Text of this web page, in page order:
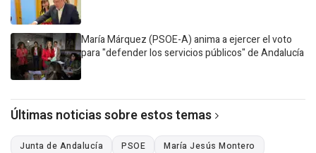
María Márquez (PSOE-A) anima a ejercer el voto
para "defender los servicios públicos" de Andalucía
Últimas noticias sobre estos temas
Junta de Andalucía PSOE María Jesús Montero